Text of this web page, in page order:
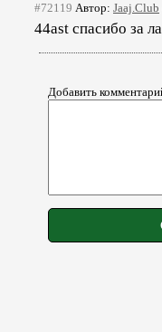
#72119 Автор: Jaaj.Club
44ast спасибо за
Добавить